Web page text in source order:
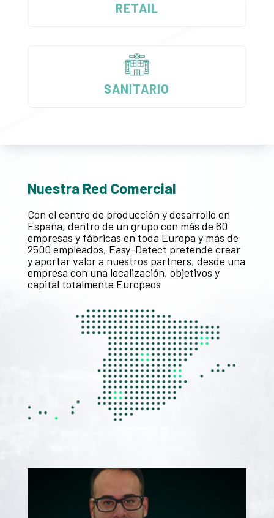
RETAIL
SANITARIO
Nuestra Red Comercial
Con el centro de producción y desarrollo en
España, dentro de un grupo con más de 60
empresas y fábricas en toda Europa y más de
2500 empleados, Easy-Detect pretende crear
y aportar valor a nuestros partners, desde una
empresa con una localización, objetivos y
capital totalmente Europeos